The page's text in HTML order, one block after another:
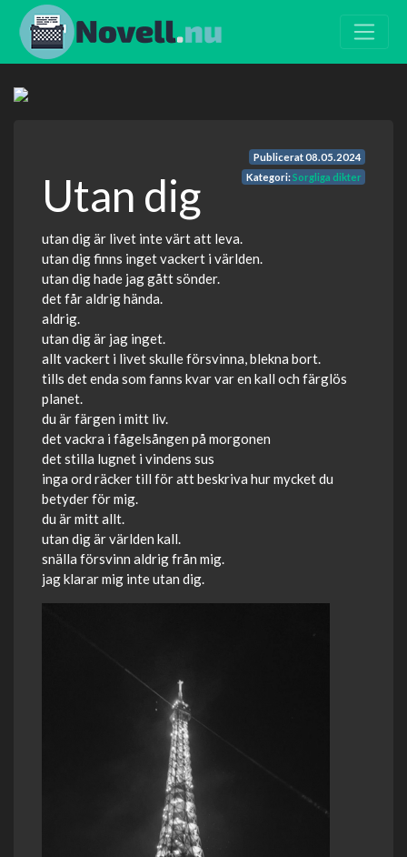
Publicerat08.05.2024
Kategori:Sorgliga dikter
Utan dig
utan dig är livet inte värt att leva.
utan dig finns inget vackert i världen.
utan dig hade jag gått sönder.
det får aldrig hända.
aldrig.
utan dig är jag inget.
allt vackert i livet skulle försvinna, blekna bort.
tills det enda som fanns kvar var en kall och färglös
planet.
du är färgen i mitt liv.
det vackra i fågelsången på morgonen
det stilla lugnet i vindens sus
inga ord räcker till för att beskriva hur mycket du
betyder för mig.
du är mitt allt.
utan dig är världen kall.
snälla försvinn aldrig från mig.
jag klarar mig inte utan dig.